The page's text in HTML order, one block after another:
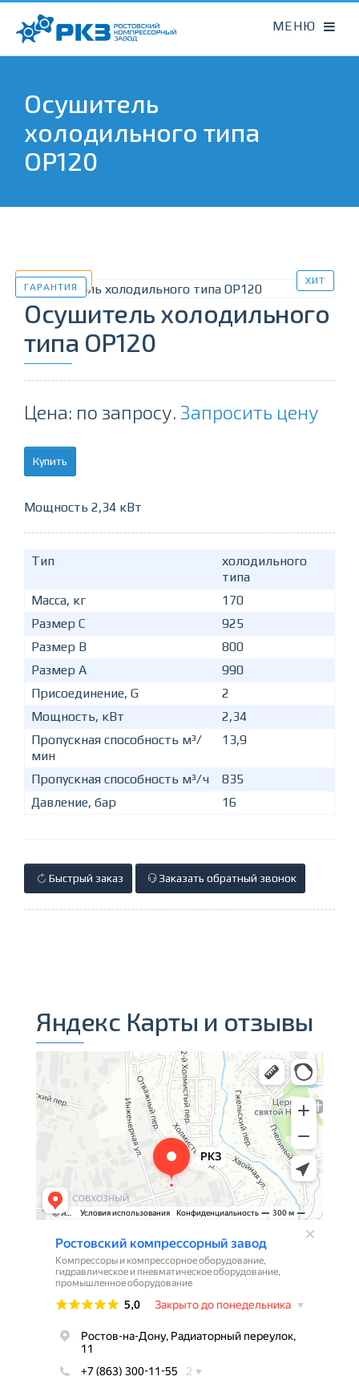
Осушитель
холодильного типа
OP120
В НАЛИЧИИ
ГАРАНТИЯ
ХИТ
Осушитель холодильного
типа OP120
Цена: по запросу. Запросить цену
Купить
Мощность 2,34 кВт
Тип
холодильного
типа
Масса, кг
170
Размер C
925
Размер B
800
Размер A
990
Присоединение, G
2
Мощность, кВт
2,34
Пропускная способность м³/
мин
13,9
Пропускная способность м³/ч
835
Давление, бар
16
Быстрый заказ Заказать обратный звонок
Яндекс Карты и отзывы